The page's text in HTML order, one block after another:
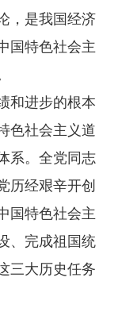
，是我国经济
国特色社会主
和进步的根本
色社会主义道
系。全党同志
历经艰辛开创
国特色社会主
、完成祖国统
三大历史任务